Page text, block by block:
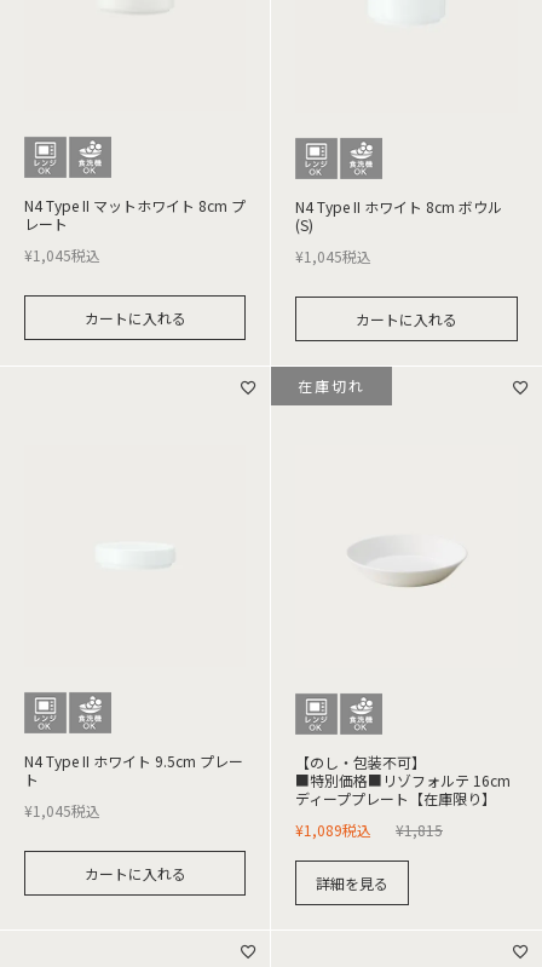
N4 Type II マットホワイト 8cm プ
レート
¥1,045税込
カートに入れる
N4 Type II ホワイト 8cm ボウル
(S)
¥1,045税込
カートに入れる
N4 Type II ホワイト 9.5cm プレー
ト
¥1,045税込
カートに入れる
【のし・包装不可】
■特別価格■リゾフォルテ 16cm
ディーププレート【在庫限り】
¥1,815
¥1,089税込
詳細を見る
在庫切れ